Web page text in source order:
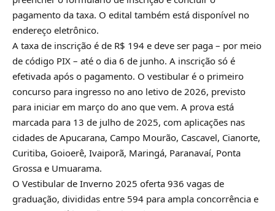
pagamento da taxa. O edital também está disponível no
endereço eletrônico.
A taxa de inscrição é de R$ 194 e deve ser paga – por meio
de código PIX – até o dia 6 de junho. A inscrição só é
efetivada após o pagamento. O vestibular é o primeiro
concurso para ingresso no ano letivo de 2026, previsto
para iniciar em março do ano que vem. A prova está
marcada para 13 de julho de 2025, com aplicações nas
cidades de Apucarana, Campo Mourão, Cascavel, Cianorte,
Curitiba, Goioerê, Ivaiporã, Maringá, Paranavaí, Ponta
Grossa e Umuarama.
O Vestibular de Inverno 2025 oferta 936 vagas de
graduação, divididas entre 594 para ampla concorrência e